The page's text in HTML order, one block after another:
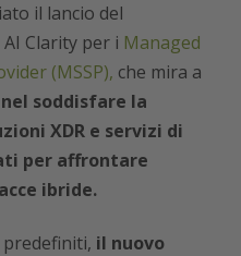
il lancio del
Clarity per i Managed
(MSSP), che mira a
nel soddisfare la
XDR e servizi di
per affrontare
ibride.
il nuovo